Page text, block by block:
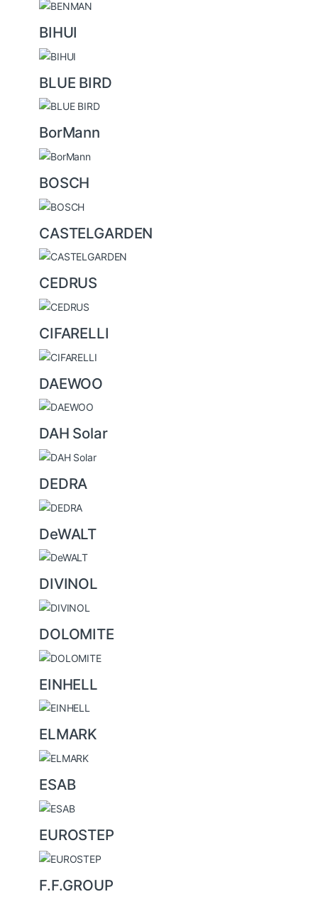
BIHUI
BLUE BIRD
BorMann
BOSCH
CASTELGARDEN
CEDRUS
CIFARELLI
DAEWOO
DAH Solar
DEDRA
DeWALT
DIVINOL
DOLOMITE
EINHELL
ELMARK
ESAB
EUROSTEP
F.F.GROUP